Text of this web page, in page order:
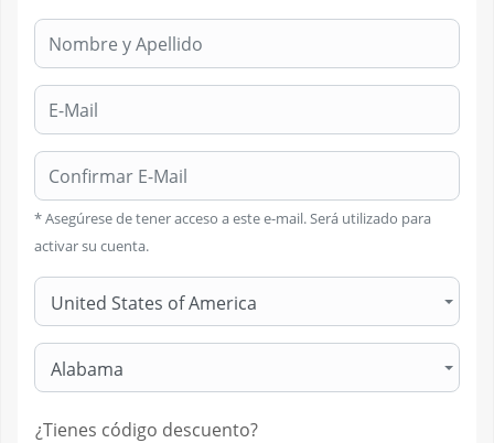
Nombre:
E-Mail:
Confirmar E-Mail:
* Asegúrese de tener acceso a este e-mail. Será utilizado para
activar su cuenta.
United States of America
Alabama
¿Tienes código descuento?